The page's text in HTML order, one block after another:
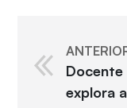
Docente
explora